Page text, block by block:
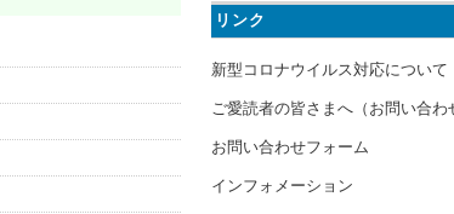
リンク
新型コロナウイルス対応について
ご愛読者の皆さまへ（お問い合わ
お問い合わせフォーム
インフォメーション